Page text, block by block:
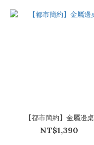
【都市簡約】金屬邊桌
NT$1,390